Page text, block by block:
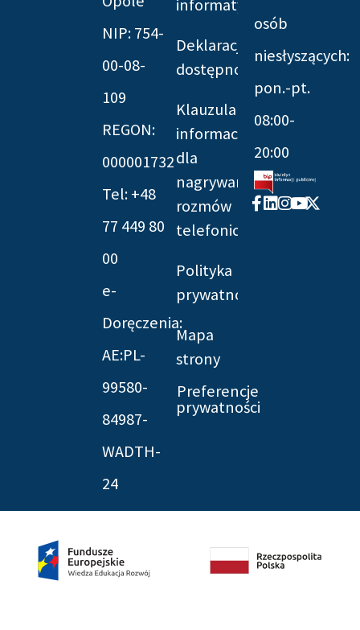
NIP: 754-
00-08-
109
REGON:
000001732
Tel: +48
77 449 80
00
e-
Doręczenia:
AE:PL-
99580-
84987-
WADTH-
24
informatyczna
Deklaracja
dostępności
Klauzula
informacyjna
dla
nagrywania
rozmów
telefonicznych
Polityka
prywatności
Mapa
strony
Preferencje
prywatności
osób
niesłyszących:
pon.-pt.
08:00-
20:00
Facebook-
f
Linkedin
Instagram
Youtube
X-
twitter